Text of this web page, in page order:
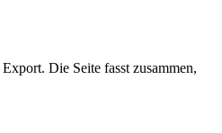
Die Seite fasst zusammen,